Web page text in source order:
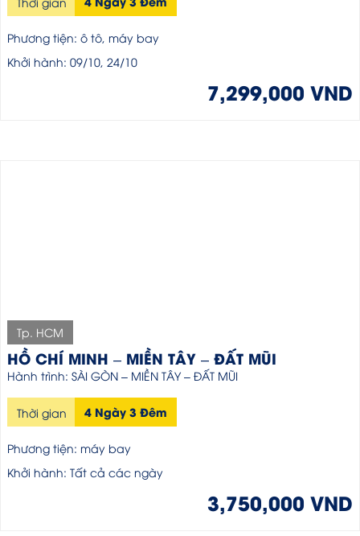
Phương tiện: ô tô, máy bay
Khởi hành: 09/10, 24/10
7,299,000 VND
Tp. HCM
HỒ CHÍ MINH – MIỀN TÂY – ĐẤT MŨI
Hành trình: SÀI GÒN – MIỀN TÂY – ĐẤT MŨI
Thời gian 4 Ngày 3 Đêm
Phương tiện: máy bay
Khởi hành: Tất cả các ngày
3,750,000 VND